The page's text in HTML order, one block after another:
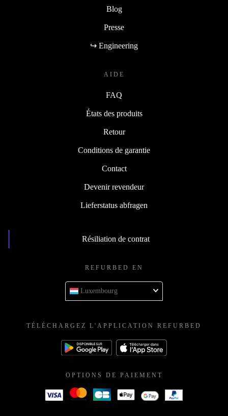
Blog
Presse
↪ Engineering
AIDE
FAQ
États des produits
Retour
Conditions de garantie
Contact
Devenir revendeur
Lieferstatus abfragen
Résiliation de contrat
REFURBED EN
Luxembourg
TÉLÉCHARGEZ L'APPLICATION REFURBED
OPTIONS DE PAIEMENT